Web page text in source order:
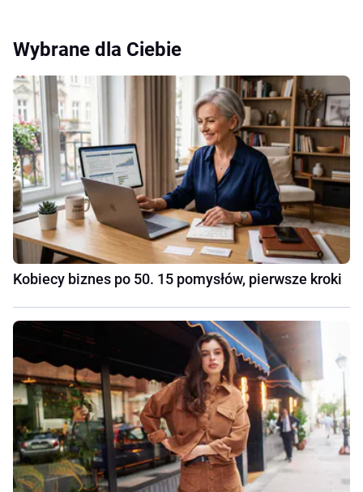
Wybrane dla Ciebie
Kobiecy biznes po 50. 15 pomysłów, pierwsze kroki